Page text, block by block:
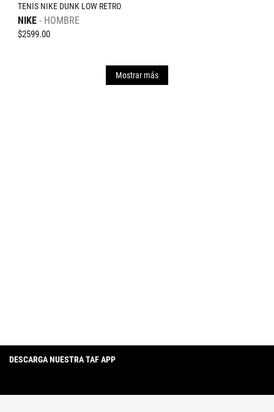
TENIS NIKE DUNK LOW RETRO
NIKE HOMBRE
$2599.00
Mostrar más
DESCARGA NUESTRA TAF APP